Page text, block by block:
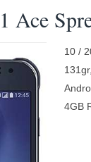
Ace
10 /
4GB